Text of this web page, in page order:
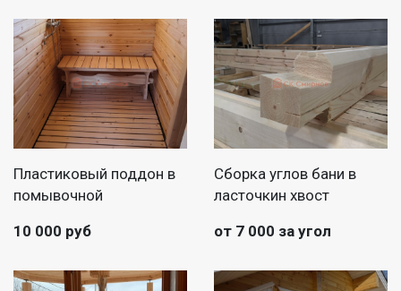
Пластиковый поддон в
помывочной
10 000 руб
Сборка углов бани в
ласточкин хвост
от 7 000 за угол